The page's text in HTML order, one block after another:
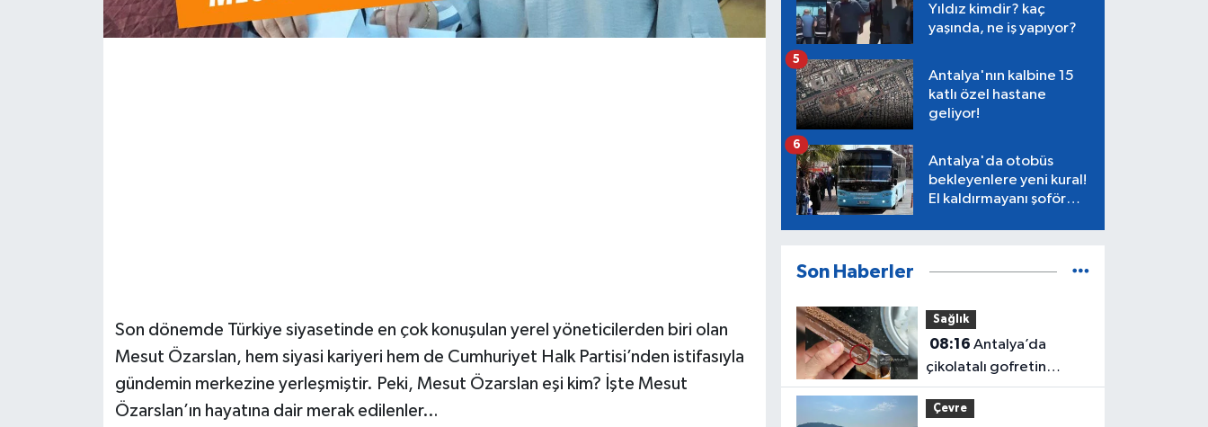
Son dönemde Türkiye siyasetinde en çok konuşulan yerel yöneticilerden biri olan
Mesut Özarslan, hem siyasi kariyeri hem de Cumhuriyet Halk Partisi’nden istifasıyla
gündemin merkezine yerleşmiştir. Peki, Mesut Özarslan eşi kim? İşte Mesut
Özarslan’ın hayatına dair merak edilenler…
Yıldız kimdir? kaç
yaşında, ne iş yapıyor?
Antalya'nın kalbine 15
katlı özel hastane
geliyor!
5
Antalya'da otobüs
bekleyenlere yeni kural!
El kaldırmayanı şoför
6
Son Haberler
Sağlık
08:16
çikolatalı gofretin
içinden kurt çıktı!
Çevre
Kültür ve Sanat